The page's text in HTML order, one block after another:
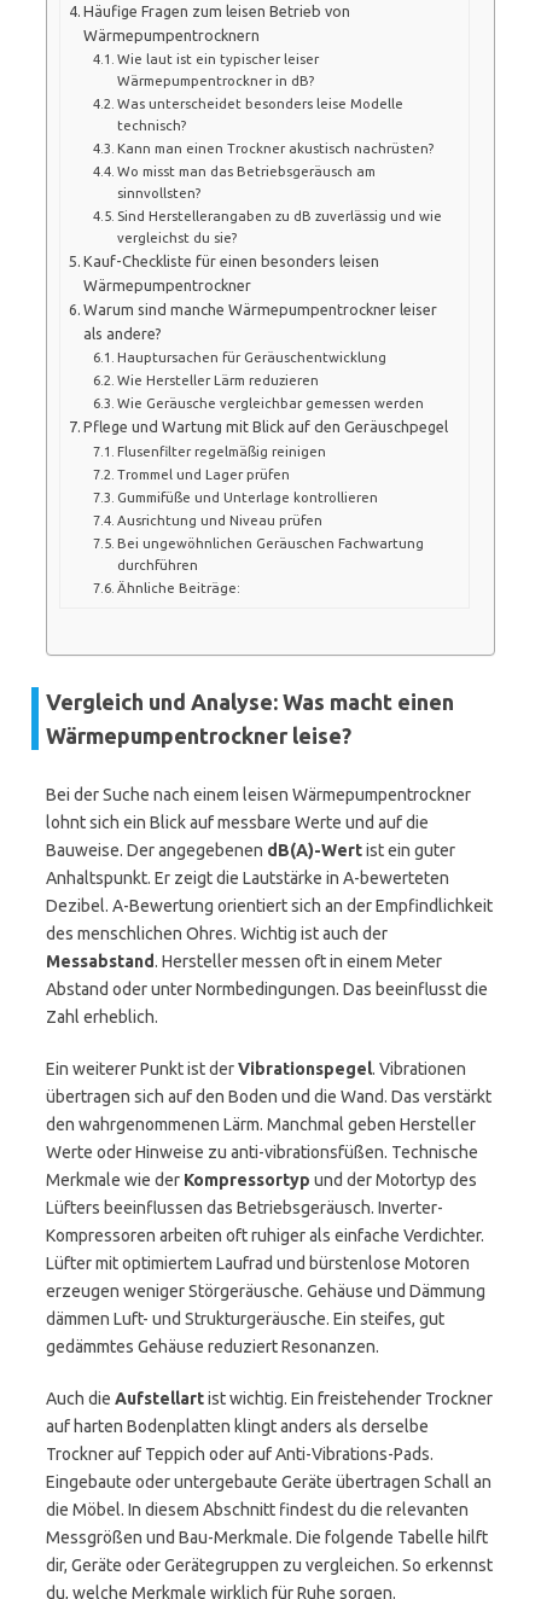
Häufige Fragen zum leisen Betrieb von
Wärmepumpentrocknern
Wie laut ist ein typischer leiser
Wärmepumpentrockner in dB?
Was unterscheidet besonders leise Modelle
technisch?
Kann man einen Trockner akustisch nachrüsten?
Wo misst man das Betriebsgeräusch am
sinnvollsten?
Sind Herstellerangaben zu dB zuverlässig und wie
vergleichst du sie?
Kauf-Checkliste für einen besonders leisen
Wärmepumpentrockner
Warum sind manche Wärmepumpentrockner leiser
als andere?
Hauptursachen für Geräuschentwicklung
Wie Hersteller Lärm reduzieren
Wie Geräusche vergleichbar gemessen werden
Pflege und Wartung mit Blick auf den Geräuschpegel
Flusenfilter regelmäßig reinigen
Trommel und Lager prüfen
Gummifüße und Unterlage kontrollieren
Ausrichtung und Niveau prüfen
Bei ungewöhnlichen Geräuschen Fachwartung
durchführen
Ähnliche Beiträge:
Vergleich und Analyse: Was macht einen
Wärmepumpentrockner leise?
Bei der Suche nach einem leisen Wärmepumpentrockner
lohnt sich ein Blick auf messbare Werte und auf die
Bauweise. Der angegebenen dB(A)-Wertist ein guter
Anhaltspunkt. Er zeigt die Lautstärke in A-bewerteten
Dezibel. A-Bewertung orientiert sich an der Empfindlichkeit
des menschlichen Ohres. Wichtig ist auch der
Messabstand. Hersteller messen oft in einem Meter
Abstand oder unter Normbedingungen. Das beeinflusst die
Zahl erheblich.
Ein weiterer Punkt ist derVibrationspegel. Vibrationen
übertragen sich auf den Boden und die Wand. Das verstärkt
den wahrgenommenen Lärm. Manchmal geben Hersteller
Werte oder Hinweise zu anti-vibrationsfüßen. Technische
Merkmale wie der Kompressortyp und der Motortyp des
Lüfters beeinflussen das Betriebsgeräusch. Inverter-
Kompressoren arbeiten oft ruhiger als einfache Verdichter.
Lüfter mit optimiertem Laufrad und bürstenlose Motoren
erzeugen weniger Störgeräusche. Gehäuse und Dämmung
dämmen Luft- und Strukturgeräusche. Ein steifes, gut
gedämmtes Gehäuse reduziert Resonanzen.
Auch die Aufstellartist wichtig. Ein freistehender Trockner
auf harten Bodenplatten klingt anders als derselbe
Trockner auf Teppich oder auf Anti-Vibrations-Pads.
Eingebaute oder untergebaute Geräte übertragen Schall an
die Möbel. In diesem Abschnitt findest du die relevanten
Messgrößen und Bau-Merkmale. Die folgende Tabelle hilft
dir, Geräte oder Gerätegruppen zu vergleichen. So erkennst
du, welche Merkmale wirklich für Ruhe sorgen.